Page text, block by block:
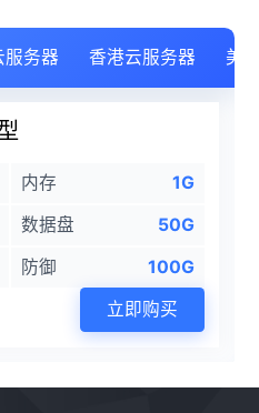
服务器 香港云服务器 美
内存 1G
数据盘 50G
防御 100G
立即购买